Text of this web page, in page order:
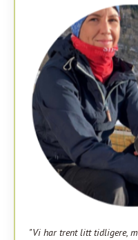
"Vi har trent litt tidligere,